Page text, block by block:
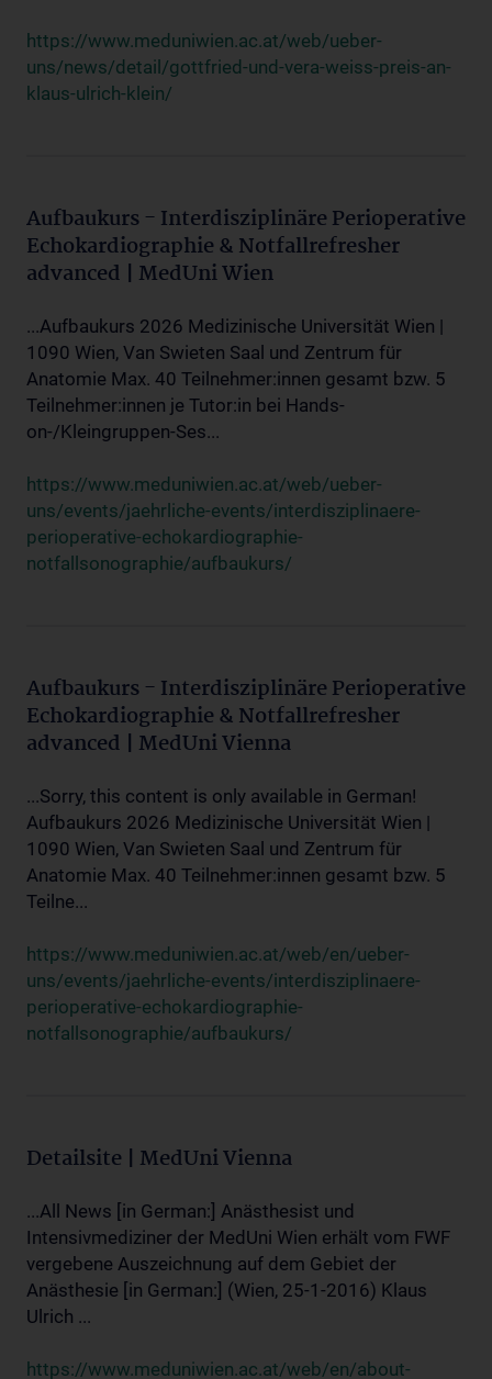
https://www.meduniwien.ac.at/web/ueber-
uns/news/detail/gottfried-und-vera-weiss-preis-an-
klaus-ulrich-klein/
Aufbaukurs - Interdisziplinäre Perioperative
Echokardiographie & Notfallrefresher
advanced | MedUni Wien
...Aufbaukurs 2026 Medizinische Universität Wien |
1090 Wien, Van Swieten Saal und Zentrum für
Anatomie Max. 40 Teilnehmer:innen gesamt bzw. 5
Teilnehmer:innen je Tutor:in bei Hands-
on-/Kleingruppen-Ses...
https://www.meduniwien.ac.at/web/ueber-
uns/events/jaehrliche-events/interdisziplinaere-
perioperative-echokardiographie-
notfallsonographie/aufbaukurs/
Aufbaukurs - Interdisziplinäre Perioperative
Echokardiographie & Notfallrefresher
advanced | MedUni Vienna
...Sorry, this content is only available in German!
Aufbaukurs 2026 Medizinische Universität Wien |
1090 Wien, Van Swieten Saal und Zentrum für
Anatomie Max. 40 Teilnehmer:innen gesamt bzw. 5
Teilne...
https://www.meduniwien.ac.at/web/en/ueber-
uns/events/jaehrliche-events/interdisziplinaere-
perioperative-echokardiographie-
notfallsonographie/aufbaukurs/
Detailsite | MedUni Vienna
...All News [in German:] Anästhesist und
Intensivmediziner der MedUni Wien erhält vom FWF
vergebene Auszeichnung auf dem Gebiet der
Anästhesie [in German:] (Wien, 25-1-2016) Klaus
Ulrich ...
https://www.meduniwien.ac.at/web/en/about-